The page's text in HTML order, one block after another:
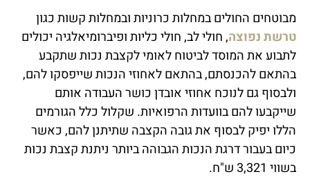
מבוטחים החולים במחלות כרוניות ובמחלות קשות כגון
טרשת נפוצה, חולי לב, חולי כליות ופיברומיאלגיה יכולים
לתבוע את המוסד לביטוח לאומי לקצבת נכות שתקבע
בהתאם להכנסתם, בהתאם לאחוזי הנכות שייפסקו להם,
ולבסוף גם לנוכח אחוזי אובדן כושר העבודה אותם
שייקבעו להם בוועדות הרפואיות. שקלול כלל הגורמים
הללו יפיק לבסוף את גובה הקצבה שתיתנן להם, כאשר
כיום בעבור דרגת הנכות הגבוהה ביותר ניתנת קצבת נכות
בשווי 3,321 ש"ח.